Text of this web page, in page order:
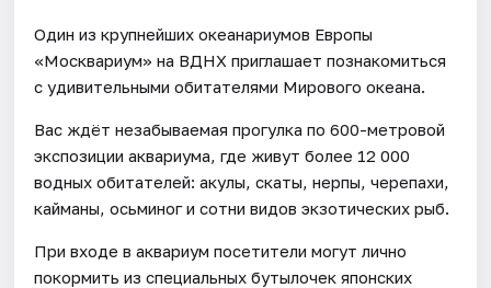
Один из крупнейших океанариумов Европы
«Москвариум» на ВДНХ приглашает познакомиться
с удивительными обитателями Мирового океана.
Вас ждёт незабываемая прогулка по 600-метровой
экспозиции аквариума, где живут более 12 000
водных обитателей: акулы, скаты, нерпы, черепахи,
кайманы, осьминог и сотни видов экзотических рыб.
При входе в аквариум посетители могут лично
покормить из специальных бутылочек японских